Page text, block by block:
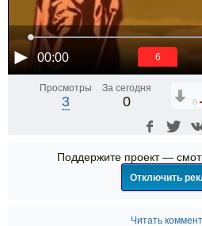
00:00 6
Просмотры
3
За сегодня
0 0
Поддержите проект —
Отключить
Читать